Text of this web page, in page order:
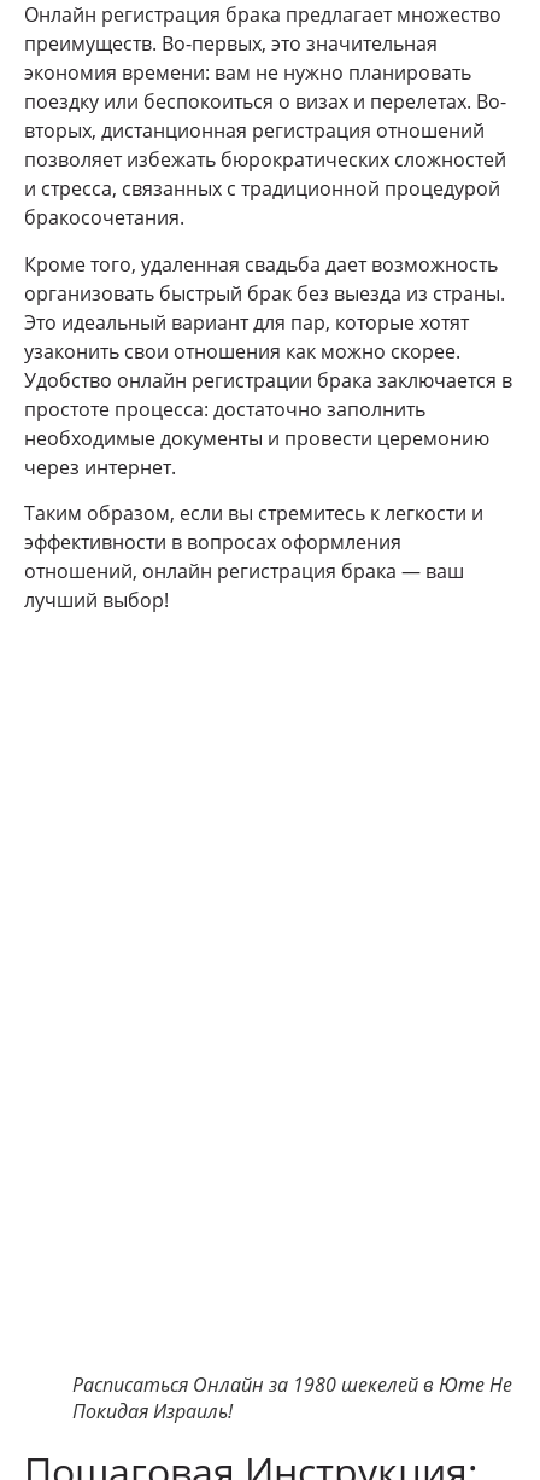
Онлайн регистрация брака предлагает множество
преимуществ. Во-первых, это значительная
экономия времени: вам не нужно планировать
поездку или беспокоиться о визах и перелетах. Во-
вторых, дистанционная регистрация отношений
позволяет избежать бюрократических сложностей
и стресса, связанных с традиционной процедурой
бракосочетания.
Кроме того, удаленная свадьба дает возможность
организовать быстрый брак без выезда из страны.
Это идеальный вариант для пар, которые хотят
узаконить свои отношения как можно скорее.
Удобство онлайн регистрации брака заключается в
простоте процесса: достаточно заполнить
необходимые документы и провести церемонию
через интернет.
Таким образом, если вы стремитесь к легкости и
эффективности в вопросах оформления
отношений, онлайн регистрация брака — ваш
лучший выбор!
Расписаться Онлайн за 1980 шекелей в Юте Не
Покидая Израиль!